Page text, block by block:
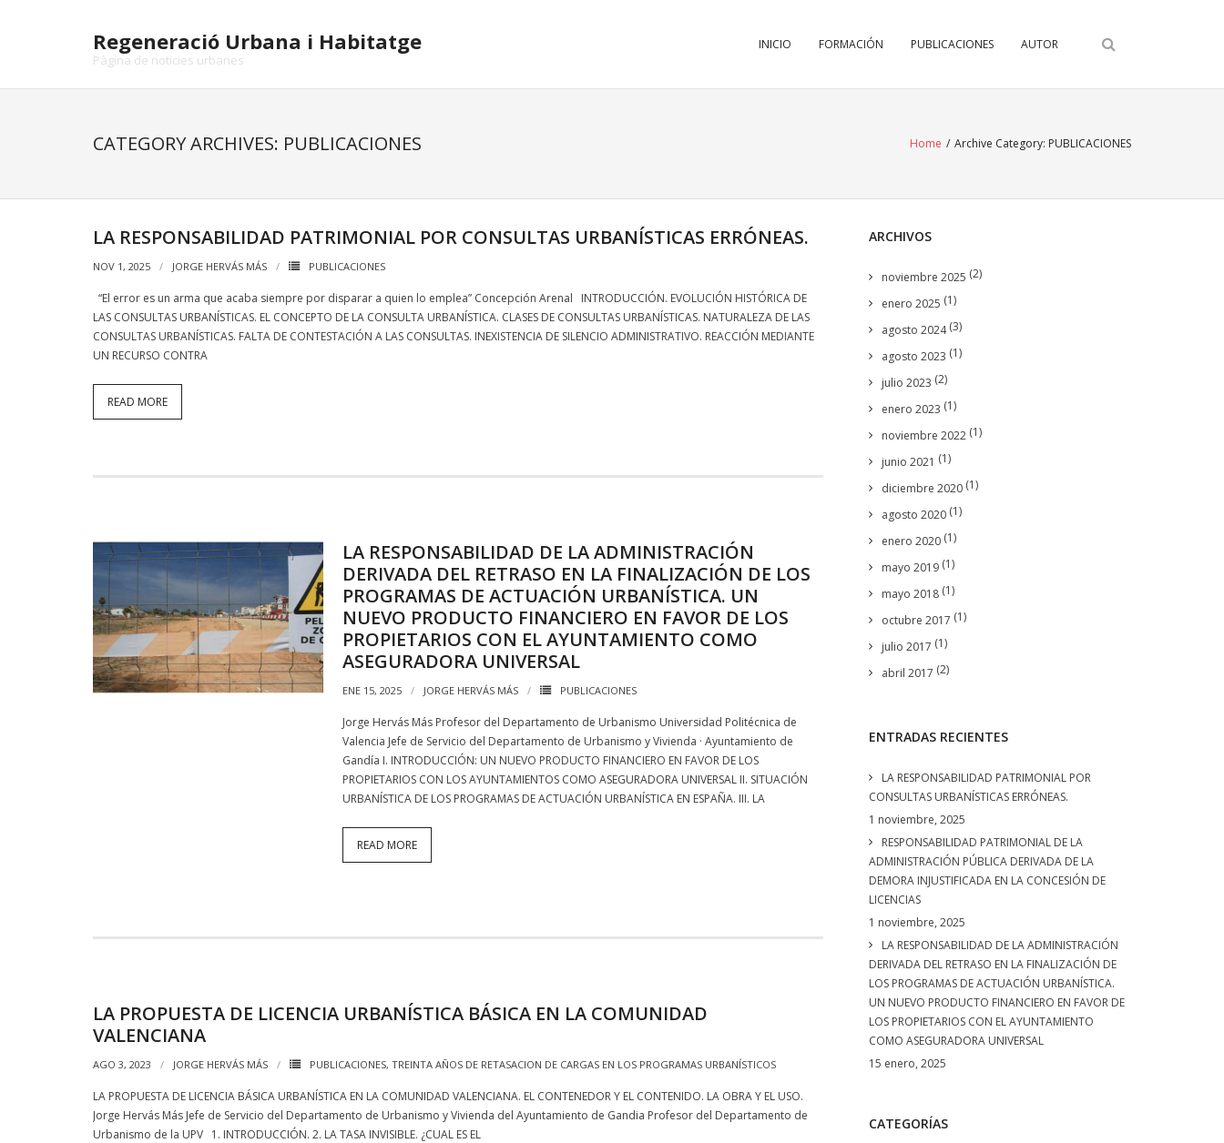
Regeneració Urbana i Habitatge
Pàgina de noticies urbanes
INICIO FORMACIÓN PUBLICACIONES AUTOR
CATEGORY ARCHIVES: PUBLICACIONES Home / Archive Category: PUBLICACIONES
LA RESPONSABILIDAD PATRIMONIAL POR CONSULTAS URBANÍSTICAS ERRÓNEAS.
NOV 1, 2025 JORGE HERVÁS MÁS PUBLICACIONES
“El error es un arma que acaba siempre por disparar a quien lo emplea” Concepción Arenal INTRODUCCIÓN. EVOLUCIÓN HISTÓRICA DE
LAS CONSULTAS URBANÍSTICAS. EL CONCEPTO DE LA CONSULTA URBANÍSTICA. CLASES DE CONSULTAS URBANÍSTICAS. NATURALEZA DE LAS
CONSULTAS URBANÍSTICAS. FALTA DE CONTESTACIÓN A LAS CONSULTAS. INEXISTENCIA DE SILENCIO ADMINISTRATIVO. REACCIÓN MEDIANTE
UN RECURSO CONTRA
READ MORE
LA RESPONSABILIDAD DE LA ADMINISTRACIÓN
DERIVADA DEL RETRASO EN LA FINALIZACIÓN DE LOS
PROGRAMAS DE ACTUACIÓN URBANÍSTICA. UN
NUEVO PRODUCTO FINANCIERO EN FAVOR DE LOS
PROPIETARIOS CON EL AYUNTAMIENTO COMO
ASEGURADORA UNIVERSAL
ENE 15, 2025 JORGE HERVÁS MÁS PUBLICACIONES
Jorge Hervás Más Profesor del Departamento de Urbanismo Universidad Politécnica de
Valencia Jefe de Servicio del Departamento de Urbanismo y Vivienda · Ayuntamiento de
Gandía I. INTRODUCCIÓN: UN NUEVO PRODUCTO FINANCIERO EN FAVOR DE LOS
PROPIETARIOS CON LOS AYUNTAMIENTOS COMO ASEGURADORA UNIVERSAL II. SITUACIÓN
URBANÍSTICA DE LOS PROGRAMAS DE ACTUACIÓN URBANÍSTICA EN ESPAÑA. III. LA
READ MORE
LA PROPUESTA DE LICENCIA URBANÍSTICA BÁSICA EN LA COMUNIDAD
VALENCIANA
AGO 3, 2023 JORGE HERVÁS MÁS PUBLICACIONES, TREINTA AÑOS DE RETASACION DE CARGAS EN LOS PROGRAMAS URBANÍSTICOS
LA PROPUESTA DE LICENCIA BÁSICA URBANÍSTICA EN LA COMUNIDAD VALENCIANA. EL CONTENEDOR Y EL CONTENIDO. LA OBRA Y EL USO.
Jorge Hervás Más Jefe de Servicio del Departamento de Urbanismo y Vivienda del Ayuntamiento de Gandia Profesor del Departamento de
Urbanismo de la UPV 1. INTRODUCCIÓN. 2. LA TASA INVISIBLE. ¿CUAL ES EL
ARCHIVOS
noviembre 2025 (2)
enero 2025 (1)
agosto 2024 (3)
agosto 2023 (1)
julio 2023 (2)
enero 2023 (1)
noviembre 2022 (1)
junio 2021 (1)
diciembre 2020 (1)
agosto 2020 (1)
enero 2020 (1)
mayo 2019 (1)
mayo 2018 (1)
octubre 2017 (1)
julio 2017 (1)
abril 2017 (2)
ENTRADAS RECIENTES
LA RESPONSABILIDAD PATRIMONIAL POR
CONSULTAS URBANÍSTICAS ERRÓNEAS.
1 noviembre, 2025
RESPONSABILIDAD PATRIMONIAL DE LA
ADMINISTRACIÓN PÚBLICA DERIVADA DE LA
DEMORA INJUSTIFICADA EN LA CONCESIÓN DE
LICENCIAS
1 noviembre, 2025
LA RESPONSABILIDAD DE LA ADMINISTRACIÓN
DERIVADA DEL RETRASO EN LA FINALIZACIÓN DE
LOS PROGRAMAS DE ACTUACIÓN URBANÍSTICA.
UN NUEVO PRODUCTO FINANCIERO EN FAVOR DE
LOS PROPIETARIOS CON EL AYUNTAMIENTO
COMO ASEGURADORA UNIVERSAL
15 enero, 2025
CATEGORÍAS